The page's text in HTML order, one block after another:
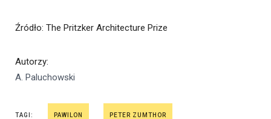
Źródło: The Pritzker Architecture Prize
Autorzy:
A. Paluchowski
TAGI: PAWILON PETER ZUMTHOR